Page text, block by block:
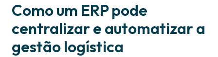
Como um ERP pode
centralizar e automatizar a
gestão logística